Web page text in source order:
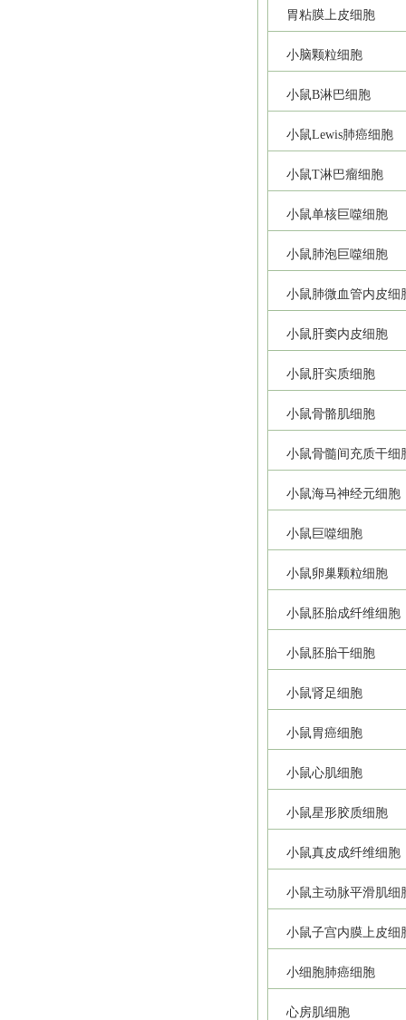
胃粘膜上皮细胞
小脑颗粒细胞
小鼠B淋巴细胞
小鼠Lewis肺癌细胞
小鼠T淋巴瘤细胞
小鼠单核巨噬细胞
小鼠肺泡巨噬细胞
小鼠肺微血管内皮细
小鼠肝窦内皮细胞
小鼠肝实质细胞
小鼠骨骼肌细胞
小鼠骨髓间充质干细
小鼠海马神经元细胞
小鼠巨噬细胞
小鼠卵巢颗粒细胞
小鼠胚胎成纤维细胞
小鼠胚胎干细胞
小鼠肾足细胞
小鼠胃癌细胞
小鼠心肌细胞
小鼠星形胶质细胞
小鼠真皮成纤维细胞
小鼠主动脉平滑肌细
小鼠子宫内膜上皮细
小细胞肺癌细胞
心房肌细胞